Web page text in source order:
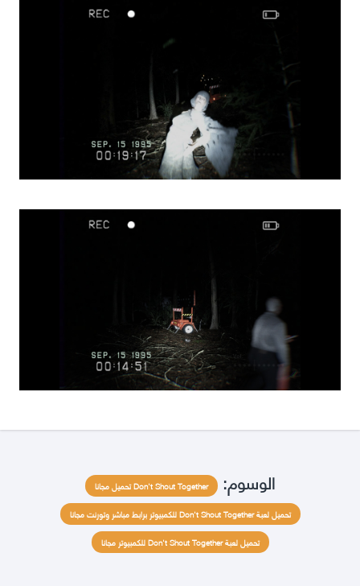
الوسوم:
Don't Shout Together تحميل مجانا
تحميل لعبة Don't Shout Together للكمبيوتر برابط مباشر وتورنت مجانا
تحميل لعبة Don't Shout Together للكمبيوتر مجانا